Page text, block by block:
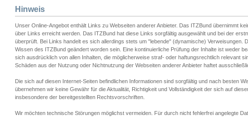
Hinweis
Unser Online-Angebot enthält Links zu Webseiten anderer Anbieter. Das ITZBund übernimmt
über Links erreicht werden. Das ITZBund hat diese Links sorgfältig ausgewählt und bei der
überprüft. Bei Links handelt es sich allerdings stets um "lebende" (dynamische) Verweisungen.
Wissen des ITZBund geändert worden sein. Eine kontinuierliche Prüfung der Inhalte ist weder
sich ausdrücklich von allen Inhalten, die möglicherweise straf- oder haftungsrechtlich relevant
Schäden aus der Nutzung oder Nichtnutzung der Webseiten anderer Anbieter haftet
Die sich auf diesen Internet-Seiten befindlichen Informationen sind sorgfältig und nach besten
übernehmen wir keine Gewähr für die Aktualität, Richtigkeit und Vollständigkeit der sich auf
insbesondere der bereitgestellten Rechtsvorschriften.
Wir möchten technische Störungen möglichst vermeiden. Für durch nicht fehlerfrei angelegte